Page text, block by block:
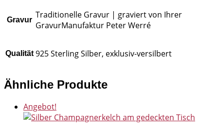
Gravur Traditionelle Gravur | graviert von Ihrer
GravurManufaktur Peter Werré
Qualität 925 Sterling Silber, exklusiv-versilbert
Ähnliche Produkte
Angebot!